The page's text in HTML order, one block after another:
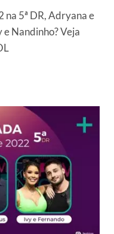
na 5ª DR, Adryana e
Nandinho? Veja